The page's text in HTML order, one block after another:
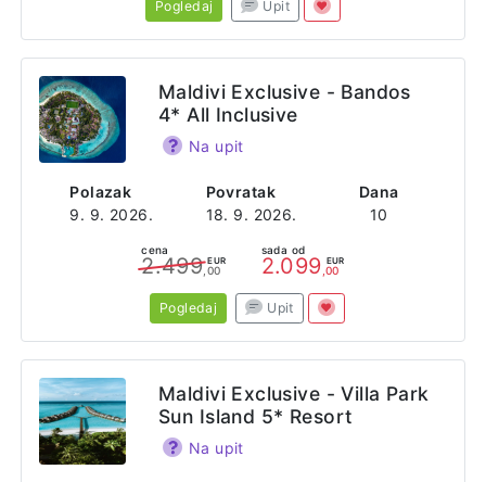
Pogledaj Upit
Polazak
9. 9. 2026.
Povratak
18. 9. 2026.
Dana
10
Maldivi Exclusive - Bandos
4* All Inclusive
Na upit
cena
2.499 EUR
,00
sada od
2.099 EUR
,00
Pogledaj Upit
Maldivi Exclusive - Villa Park
Sun Island 5* Resort
Na upit